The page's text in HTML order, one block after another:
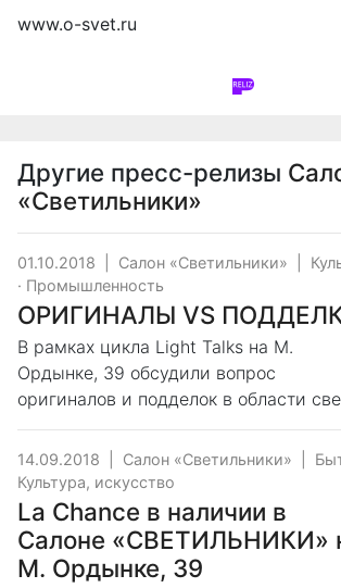
www.o-svet.ru
Другие пресс-релизы
«Светильники»
01.10.2018 Салон «Светильники»
· Промышленность
ОРИГИНАЛЫ VS
В рамках цикла Light Talks на М.
Ордынке, 39 обсудили вопрос
оригиналов и подделок в области
14.09.2018 Салон «Светильники»
Культура, искусство
La Chance в наличии в
Салоне «СВЕТИЛЬНИКИ»
М. Ордынке, 39